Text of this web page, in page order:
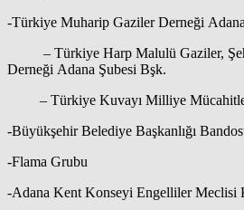
-Türkiye Muharip Gaziler Derneği
– Türkiye Harp Malulü Gaziler,
Derneği Adana Şubesi Bşk.
– Türkiye Kuvayı Milliye
-Büyükşehir Belediye Başkanlığı
-Flama Grubu
-Adana Kent Konseyi Engelliler Meclisi